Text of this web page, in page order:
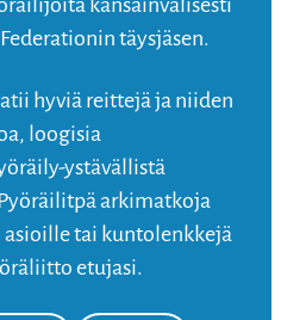
täysjäsen.
hyviä reittejä ja niiden
loogisia
ystävällistä
arkimatkoja
tai kuntolenkkejä
etujasi.